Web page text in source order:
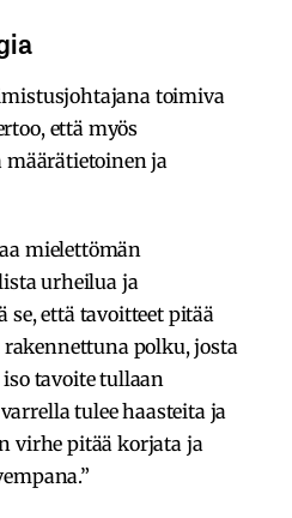
toimiva
että myös
ja
mielettömän
urheilua ja
että tavoitteet pitää
polku, josta
tavoite tullaan
tulee haasteita ja
virhe pitää korjata ja